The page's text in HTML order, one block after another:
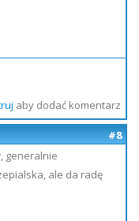
aby dodać komentarz
#8
generalnie
ale da radę